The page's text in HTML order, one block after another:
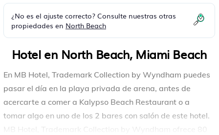
¿No es el ajuste correcto? Consulte nuestras otras
propiedades en North Beach
Hotel en North Beach, Miami Beach
En MB Hotel, Trademark Collection by Wyndham puedes
pasar el día en la playa privada de arena, antes de
acercarte a comer a Kalypso Beach Restaurant o a
tomar algo en uno de los 2 bares con salón de este hotel.
MB Hotel, Trademark Collection by Wyndham ofrece 80